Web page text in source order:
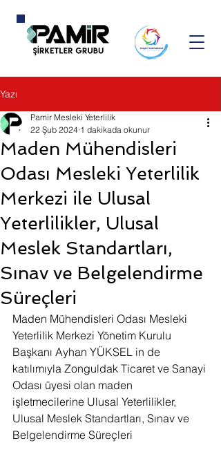
Yazı
Maden Mühendisleri
Odası Mesleki Yeterlilik
Merkezi ile Ulusal
Yeterlilikler, Ulusal
Meslek Standartları,
Sınav ve Belgelendirme
Süreçleri
Pamir Mesleki Yeterlilik
22 Şub 2024 1 dakikada okunur
Maden Mühendisleri Odası Mesleki
Yeterlilik Merkezi Yönetim Kurulu
Başkanı Ayhan YÜKSEL in de
katılımıyla Zonguldak Ticaret ve Sanayi
Odası üyesi olan maden
işletmecilerine Ulusal Yeterlilikler,
Ulusal Meslek Standartları, Sınav ve
Belgelendirme Süreçleri